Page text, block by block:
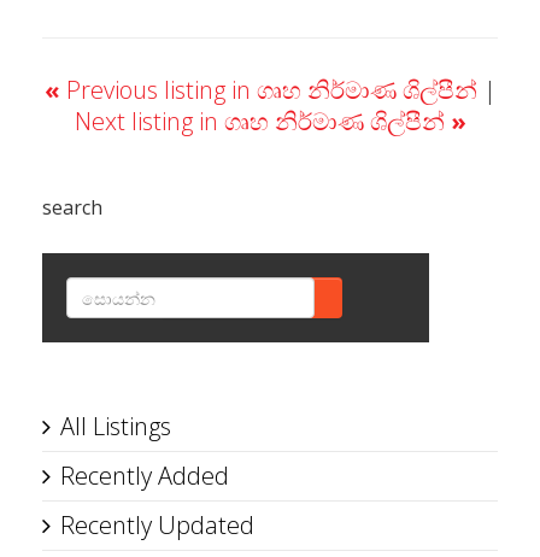
« Previous listing in ගෘහ නිර්මාණ ශිල්පීන් |
Next listing in ගෘහ නිර්මාණ ශිල්පීන් »
search
All Listings
Recently Added
Recently Updated